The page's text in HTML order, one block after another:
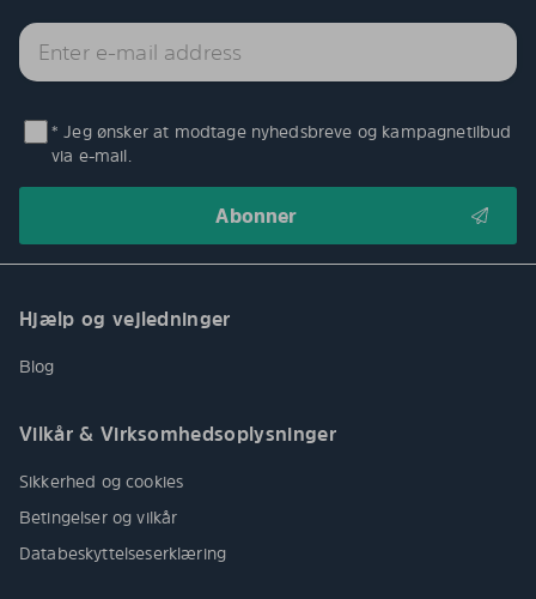
* Jeg ønsker at modtage nyhedsbreve og kampagnetilbud
via e-mail.
Hjælp og vejledninger
Blog
Vilkår & Virksomhedsoplysninger
Sikkerhed og cookies
Betingelser og vilkår
Databeskyttelseserklæring